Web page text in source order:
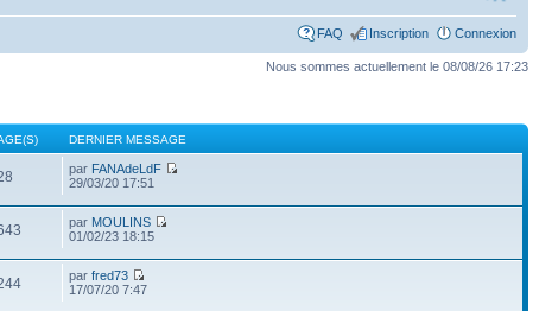
FAQ Inscription Connexion
Nous sommes actuellement le 08/08/26 17:23
DERNIER MESSAGE
par FANAdeLdF
29/03/20 17:51
par MOULINS
01/02/23 18:15
parfred73
17/07/20 7:47